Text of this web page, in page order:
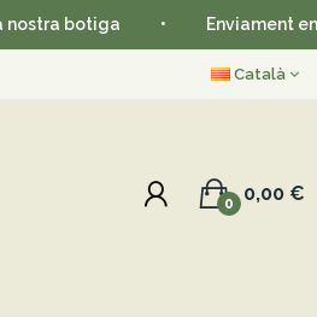
botiga Enviament en
Català
0,00 €
0